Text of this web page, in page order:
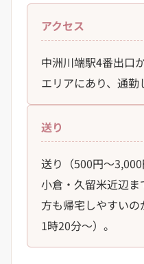
アクセス
中洲川端駅4番出口
エリアにあり、通勤
送り
送り（500円〜
小倉・久留米近辺
方も帰宅しやすい
1時20分〜）。